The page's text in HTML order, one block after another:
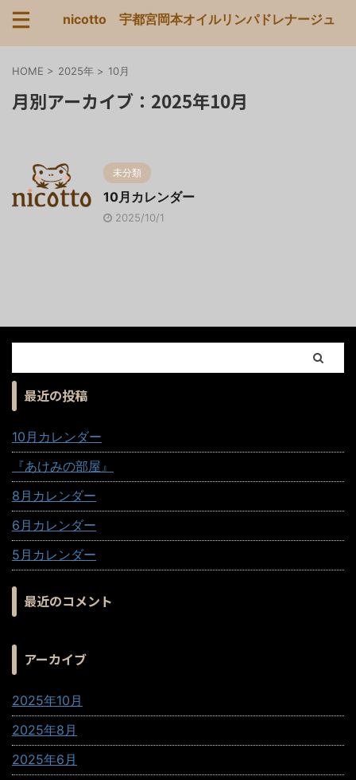
nicotto 宇都宮岡本オイルリンパドレナージュ
HOME > 2025年 > 10月
月別アーカイブ：2025年10月
未分類
10月カレンダー
2025/10/1
最近の投稿
10月カレンダー
『あけみの部屋』
8月カレンダー
6月カレンダー
5月カレンダー
最近のコメント
アーカイブ
2025年10月
2025年8月
2025年6月